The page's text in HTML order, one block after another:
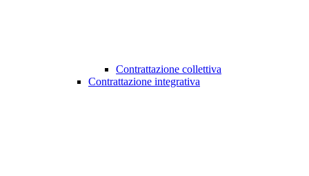
Contrattazione collettiva
Contrattazione integrativa